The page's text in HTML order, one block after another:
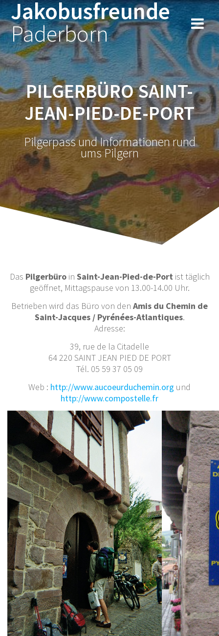
Zum
Inhalt
springen
Jakobusfreunde
Paderborn
PILGERBÜRO SAINT-
JEAN-PIED-DE-PORT
Pilgerpass und Informationen rund
ums Pilgern
Das Pilgerbüroin Saint-Jean-Pied-de-Port ist täglich
geöffnet, Mittagspause von 13.00-14.00 Uhr.
Betrieben wird das Büro von den Amis du Chemin de
Saint-Jacques / Pyrénées-Atlantiques.
Adresse:
39, rue de la Citadelle
64 220 SAINT JEAN PIED DE PORT
Tél. 05 59 37 05 09
Web : http://www.aucoeurduchemin.org und
http://www.compostelle.fr